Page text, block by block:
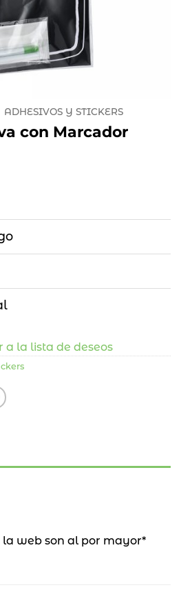
ADHESIVOS Y STICKERS
con Marcador
a la lista de deseos
la web son al por mayor*